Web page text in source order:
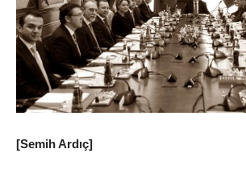
[Semih Ardıç]